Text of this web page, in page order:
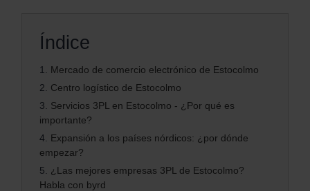
Índice
1. Mercado de comercio electrónico de Estocolmo
2. Centro logístico de Estocolmo
3. Servicios 3PL en Estocolmo - ¿Por qué es
importante?
4. Expansión a los países nórdicos: ¿por dónde
empezar?
5. ¿Las mejores empresas 3PL de Estocolmo?
Habla con byrd